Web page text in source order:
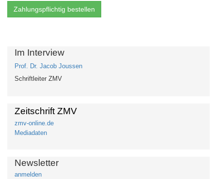
Im Interview
Prof. Dr. Jacob Joussen
Schriftleiter ZMV
Zeitschrift ZMV
zmv-online.de
Mediadaten
Newsletter
anmelden